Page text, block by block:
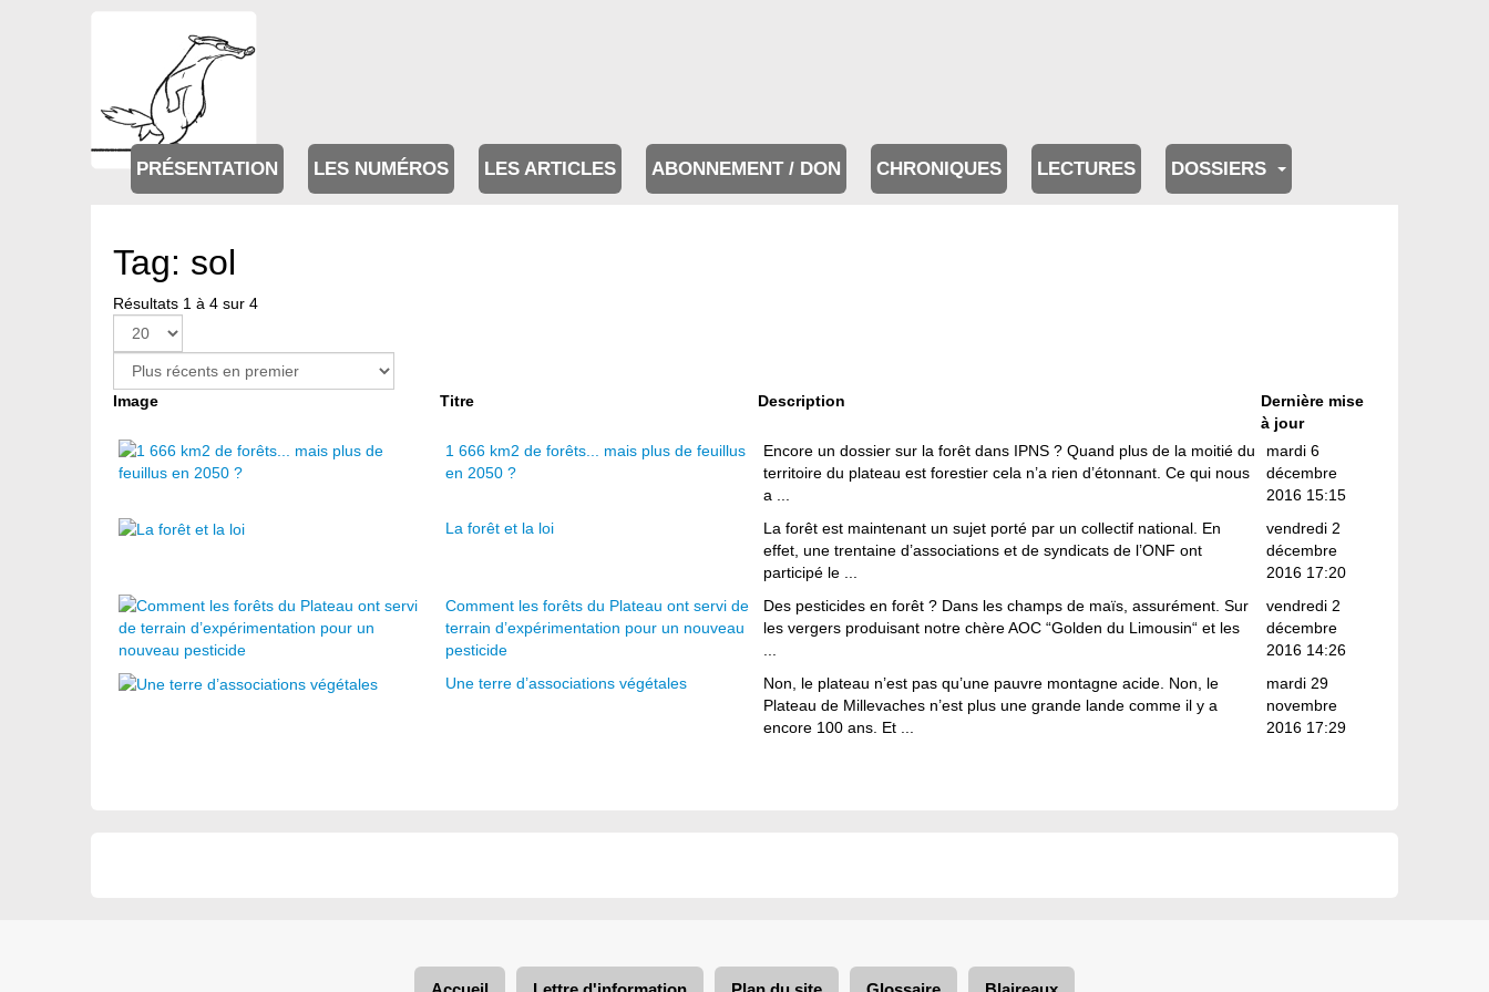
PRÉSENTATION LES NUMÉROS LES ARTICLES ABONNEMENT / DON CHRONIQUES LECTURES DOSSIERS
Tag: sol
Résultats 1 à 4 sur 4
Image Titre Description
Dernière mise
à jour
1 666 km2 de forêts... mais plus de feuillus
en 2050 ?
Encore un dossier sur la forêt dans IPNS ? Quand plus de la moitié du
territoire du plateau est forestier cela n’a rien d’étonnant. Ce qui nous
a ...
mardi 6
décembre
2016 15:15
La forêt et la loi
La forêt est maintenant un sujet porté par un collectif national. En
effet, une trentaine d’associations et de syndicats de l’ONF ont
participé le ...
vendredi 2
décembre
2016 17:20
Comment les forêts du Plateau ont servi de
terrain d’expérimentation pour un nouveau
pesticide
Des pesticides en forêt ? Dans les champs de maïs, assurément. Sur
les vergers produisant notre chère AOC “Golden du Limousin“ et les
vendredi 2
décembre
2016 14:26
Une terre d’associations végétales
Non, le plateau n’est pas qu’une pauvre montagne acide. Non, le
Plateau de Millevaches n’est plus une grande lande comme il y a
encore 100 ans. Et ...
mardi 29
novembre
2016 17:29